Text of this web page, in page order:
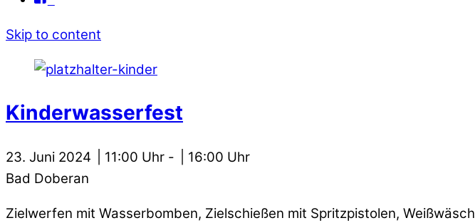
Skip to content
Kinderwasserfest
23. Juni 2024 11:00 -
16:00
Bad Doberan
Zielwerfen mit Wasserbomben, Zielschießen mit Spritzpistolen,